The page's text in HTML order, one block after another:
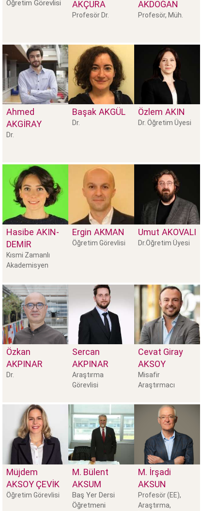
Öğretim Görevlisi
AKÇURA
Profesör Dr.
AKDOĞAN
Profesör, Müh.
Ahmed
AKGİRAY
Dr.
Başak AKGÜL
Dr.
Özlem AKIN
Dr. Öğretim Üyesi
Hasibe AKIN-
DEMİR
Kısmi Zamanlı
Akademisyen
Ergin AKMAN
Öğretim Görevlisi
Umut AKOVALI
Dr.Öğretim Üyesi
Özkan
AKPINAR
Dr.
Sercan
AKPINAR
Araştırma
Görevlisi
Cevat Giray
AKSOY
Misafir
Araştırmacı
Müjdem
AKSOY ÇEVIK
Öğretim Görevlisi
M. Bülent
AKSUM
Baş Yer Dersi
Öğretmeni
M. İrşadi
AKSUN
Profesör (EE),
Araştırma,